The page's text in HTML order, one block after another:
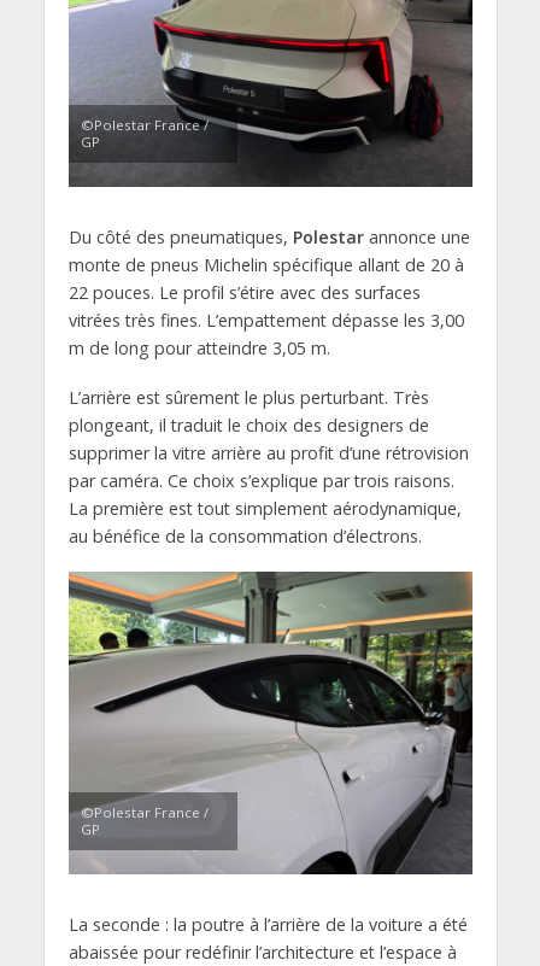
©Polestar France /
GP
Du côté des pneumatiques, Polestarannonce une
monte de pneus Michelin spécifique allant de 20 à
22 pouces. Le profil s’étire avec des surfaces
vitrées très fines. L’empattement dépasse les 3,00
m de long pour atteindre 3,05 m.
L’arrière est sûrementle plus perturbant. Très
plongeant, il traduit le choix des designers de
supprimer la vitre arrière au profit d’une rétrovision
par caméra. Ce choix s’explique par trois raisons.
La première est tout simplement aérodynamique,
au bénéfice de la consommation d’électrons.
©Polestar France /
GP
La seconde : la poutre à l’arrière de la voiture a été
abaissée pour redéfinir l’architecture et l’espace à